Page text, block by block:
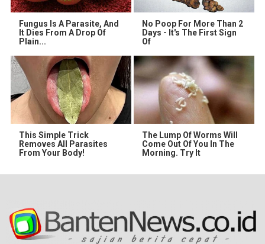
Fungus Is A Parasite, And
It Dies From A Drop Of
Plain...
No Poop For More Than 2
Days - It's The First Sign
Of
This Simple Trick
Removes All Parasites
From Your Body!
The Lump Of Worms Will
Come Out Of You In The
Morning. Try It